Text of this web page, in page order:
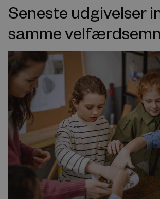
Seneste udgivelser
samme